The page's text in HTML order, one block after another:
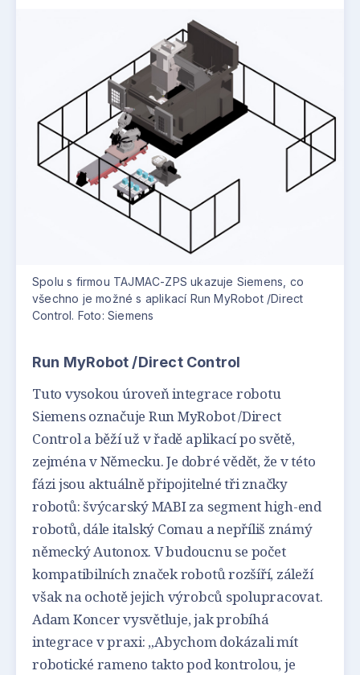
Spolu s firmou TAJMAC-ZPS ukazuje Siemens, co
všechno je možné s aplikací Run MyRobot /Direct
Control. Foto: Siemens
Run MyRobot /Direct Control
Tuto vysokou úroveň integrace robotu
Siemens označuje Run MyRobot /Direct
Control a běží už v řadě aplikací po světě,
zejména v Německu. Je dobré vědět, že v této
fázi jsou aktuálně připojitelné tři značky
robotů: švýcarský MABI za segment high-end
robotů, dále italský Comau a nepříliš známý
německý Autonox. V budoucnu se počet
kompatibilních značek robotů rozšíří, záleží
však na ochotě jejich výrobců spolupracovat.
Adam Koncer vysvětluje, jak probíhá
integrace v praxi: „Abychom dokázali mít
robotické rameno takto pod kontrolou, je